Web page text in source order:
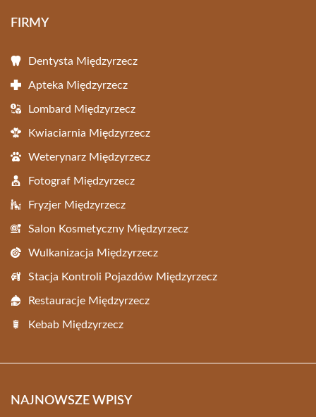
FIRMY
Dentysta Międzyrzecz
Apteka Międzyrzecz
Lombard Międzyrzecz
Kwiaciarnia Międzyrzecz
Weterynarz Międzyrzecz
Fotograf Międzyrzecz
Fryzjer Międzyrzecz
Salon Kosmetyczny Międzyrzecz
Wulkanizacja Międzyrzecz
Stacja Kontroli Pojazdów Międzyrzecz
Restauracje Międzyrzecz
Kebab Międzyrzecz
NAJNOWSZE WPISY